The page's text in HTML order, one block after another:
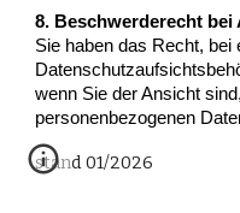
8. Beschwerderecht
Sie haben das Recht, bei
wenn Sie der Ansicht
personenbezogenen
stand 01/2026